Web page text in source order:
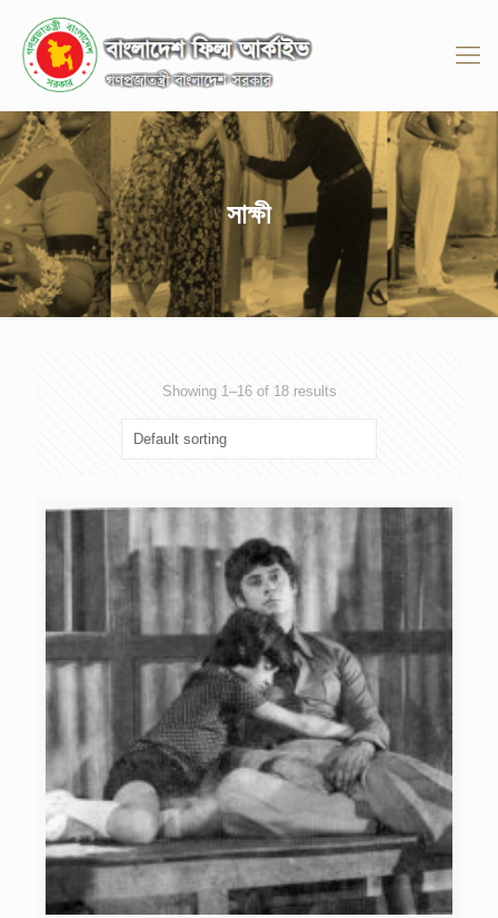
সাক্ষী
Showing 1–16 of 18 results